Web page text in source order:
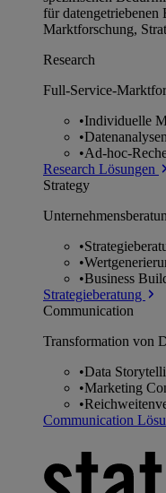
für
Marktforschung,
Research
Full-Service-
•Individuelle
•Datenanalysen
•Ad-hoc-
Research Lösungen
Strategy
•
•
•Business
Strategieberatung
Communication
Transformation von
•Data
•Marketing
•
Communication